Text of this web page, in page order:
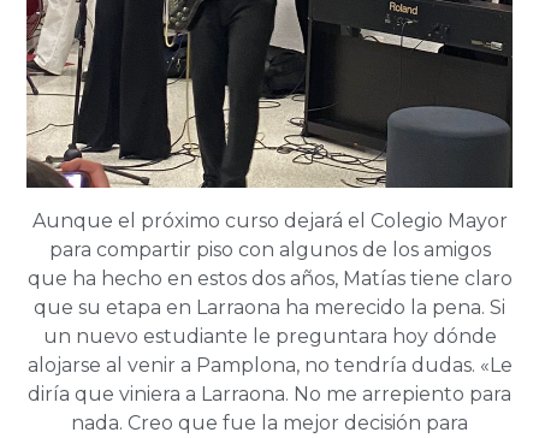
Aunque el próximo curso dejará el Colegio Mayor
para compartir piso con algunos de los amigos
que ha hecho en estos dos años, Matías tiene claro
que su etapa en Larraona ha merecido la pena. Si
un nuevo estudiante le preguntara hoy dónde
alojarse al venir a Pamplona, no tendría dudas. «Le
diría que viniera a Larraona. No me arrepiento para
nada. Creo que fue la mejor decisión para